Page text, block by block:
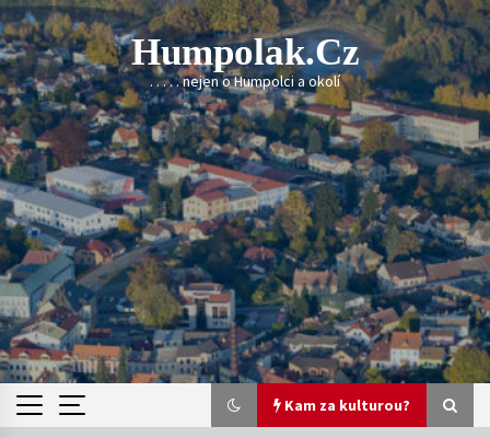
Skip
to
content
Humpolak.cz
. . . . . nejen o Humpolci a okolí
Kam za kulturou?